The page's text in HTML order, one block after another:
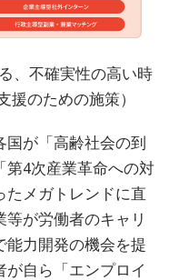
、不確実性の高い時
援のための施策）
国が「高齢社会の到
第4次産業革命への対
たメガトレンドに直
が労働者のキャリ
能力開発の機会を提
自ら「エンプロイ